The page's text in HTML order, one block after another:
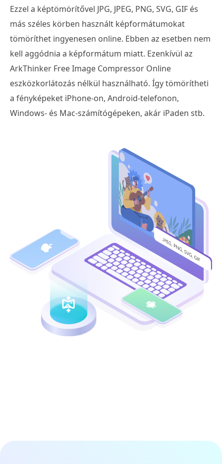
Ezzel a képtömörítővel JPG, JPEG, PNG, SVG, GIF és
más széles körben használt képformátumokat
tömöríthet ingyenesen online. Ebben az esetben nem
kell aggódnia a képformátum miatt. Ezenkívül az
ArkThinker Free Image Compressor Online
eszközkorlátozás nélkül használható. Így tömörítheti
a fényképeket iPhone-on, Android-telefonon,
Windows- és Mac-számítógépeken, akár iPaden stb.